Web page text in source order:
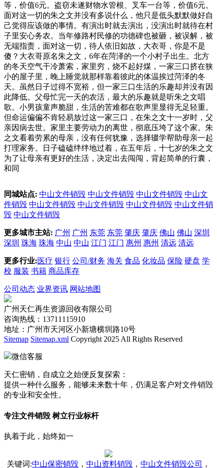
等，价值6元。盗窃未遂财物水管根、叉车一台等，价值6元。
面对这一切的朱之文并没有多说什么，他只是低头默默做好自
己觉得应该做的事情。有演出时就去演出，没演出时就待在村
子里安心务农。当年修路村民修的功德碑也被砸，被误解，被
无端指责，面对这一切，待人依旧如故，大衣哥，你是不是
傻？大衣哥原名朱之文，6年在菏泽的一个小村子出生。北方
的冬天空气干冷萧索，家里穷，烧不起好煤，一家三口挤在狭
小的屋子里，晚上睡觉就那样靠着彼此的体温挨过菏泽的冬
天。虽然日子过得不宽裕，但一家三口生活的乐趣却并没有因
此降低。父母忙完一天的农活，最大的乐趣就是听朱之文唱
歌。小男孩童声脆甜，生活的苦难都在歌声里显得无足轻重。
但命运偏偏不肯轻易放过这一家三口，在朱之文十一岁时，父
亲因病去世。家里主要劳动力的离世，彻底压垮了这个家。朱
之文看着劳累的母亲，没有任何犹豫，选择辍学帮助母亲一起
打理家务。日子磕磕绊绊地过着，在五年后，十七岁的朱之文
为了让母亲有更好的生活，决定出去闯闯，背起简单的行囊，
和同
同城站点: 中山文件销毁 中山文件销毁 中山文件销毁 中山文
件销毁 中山文件销毁 中山文件销毁 中山文件销毁 中山文件销
毁 中山文件销毁
更多城市主站: 广州 广州 东莞 东莞 肇庆 肇庆 佛山 佛山 深圳
深圳 珠海 珠海 中山 中山 江门 江门 惠州 惠州 清远 清远
更多行业: 医疗 银行 公司/财务 海关 食品 化妆品 保险 硬盘 学
校 服装 书籍 商品库存
公司动态 业界资讯 网站地图
广州天仁再生资源回收有限公司
咨询热线：13711115910
地址：广州市天河区小新塘横圳路10号
Sitemap Sitemap.xml Copyright 2025 All Rights Reserved
微信客服
天仁密销，自成立之始便反复探索：
提供一种什么服务，能够未来数十年，仍满足客户对文件销毁
的专业和安全性。
专注文件销毁 树立行业标杆
执着于此，始终如一
关键词:中山保密销毁 ， 中山资料销毁 ， 中山文件销毁公司 ，